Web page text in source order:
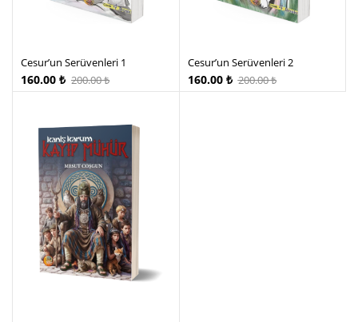
Cesur’un Serüvenleri 1
200.00₺
160.00 ₺
Cesur’un Serüvenleri 2
200.00₺
160.00 ₺